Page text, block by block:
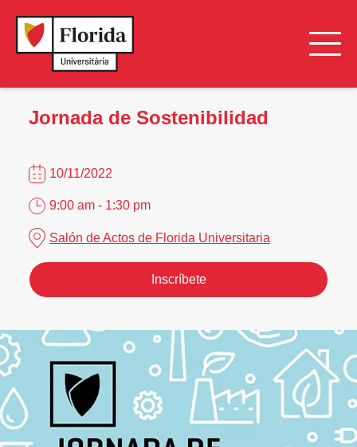
Jornada de Sostenibilidad
10/11/2022
9:00 am - 1:30 pm
Salón de Actos de Florida Universitaria
Inscríbete